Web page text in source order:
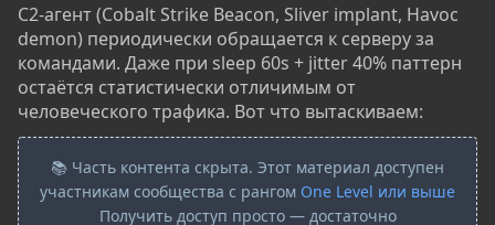
C2-агент (Cobalt Strike Beacon, Sliver implant, Havoc
demon) периодически обращается к серверу за
командами. Даже при sleep 60s + jitter 40% паттерн
остаётся статистически отличимым от
человеческого трафика. Вот что вытаскиваем:
📚 Часть контента скрыта. Этот материал доступен
участникам сообщества с рангом One Level или выше
Получить доступ просто — достаточно